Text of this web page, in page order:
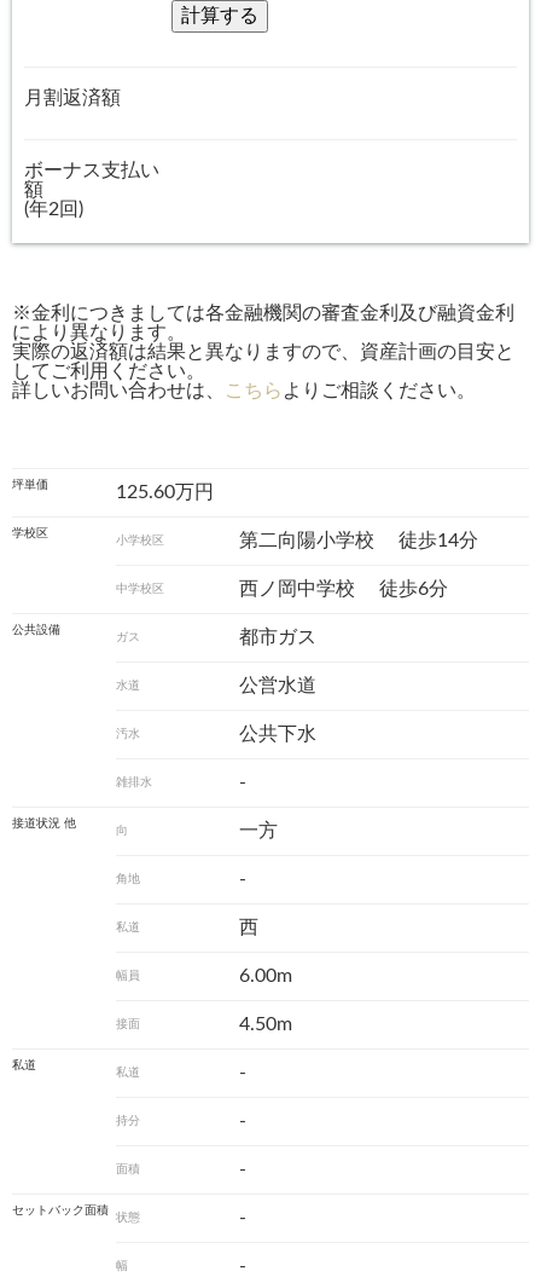
月割返済額
ボーナス支払い
額
(年2回)
※金利につきましては各金融機関の審査金利及び融資金利
により異なります。
実際の返済額は結果と異なりますので、資産計画の目安と
してご利用ください。
詳しいお問い合わせは、
こちら よりご相談ください。
坪単価 125.60万円
学校区
小学校区 第二向陽小学校 徒歩14分
中学校区 西ノ岡中学校 徒歩6分
公共設備
ガス 都市ガス
水道 公営水道
汚水 公共下水
雑排水 -
接道状況 他
向 一方
角地 -
私道 西
幅員 6.00m
接面 4.50m
私道
私道 -
持分 -
面積 -
セットバック面積
状態 -
幅 -